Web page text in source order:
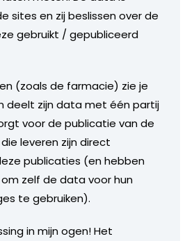
sites en zij beslissen over de
gebruikt / gepubliceerd
(zoals de farmacie) zie je
deelt zijn data met één partij
voor de publicatie van de
leveren zijn direct
publicaties (en hebben
zelf de data voor hun
te gebruiken).
in mijn ogen! Het